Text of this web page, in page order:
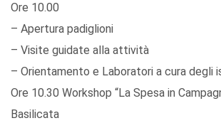
Ore 10.00
– Apertura padiglioni
– Visite guidate alla attività
– Orientamento e Laboratori a cura
Ore 10.30 Workshop “La Spesa in
Basilicata